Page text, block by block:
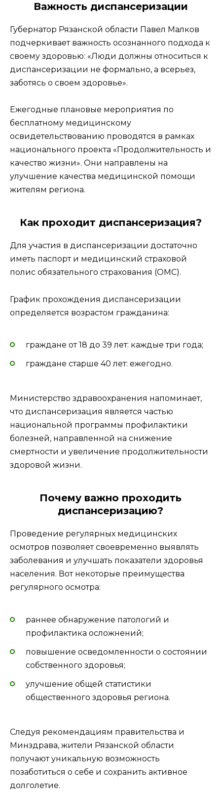
Важность диспансеризации
Губернатор Рязанской области Павел Малков
подчеркивает важность осознанного подхода к
своему здоровью: «Люди должны относиться к
диспансеризации не формально, а всерьез,
заботясь о своем здоровье».
Ежегодные плановые мероприятия по
бесплатному медицинскому
освидетельствованию проводятся в рамках
национального проекта «Продолжительность и
качество жизни». Они направлены на
улучшение качества медицинской помощи
жителям региона.
Как проходит диспансеризация?
Для участия в диспансеризации достаточно
иметь паспорт и медицинский страховой
полис обязательного страхования (ОМС).
График прохождения диспансеризации
определяется возрастом гражданина:
граждане от 18 до 39 лет: каждые три года;
граждане старше 40 лет: ежегодно.
Министерство здравоохранения напоминает,
что диспансеризация является частью
национальной программы профилактики
болезней, направленной на снижение
смертности и увеличение продолжительности
здоровой жизни.
Почему важно проходить
диспансеризацию?
Проведение регулярных медицинских
осмотров позволяет своевременно выявлять
заболевания и улучшать показатели здоровья
населения. Вот некоторые преимущества
регулярного осмотра:
раннее обнаружение патологий и
профилактика осложнений;
повышение осведомленности о состоянии
собственного здоровья;
улучшение общей статистики
общественного здоровья региона.
Следуя рекомендациям правительства и
Минздрава, жители Рязанской области
получают уникальную возможность
позаботиться о себе и сохранить активное
долголетие.